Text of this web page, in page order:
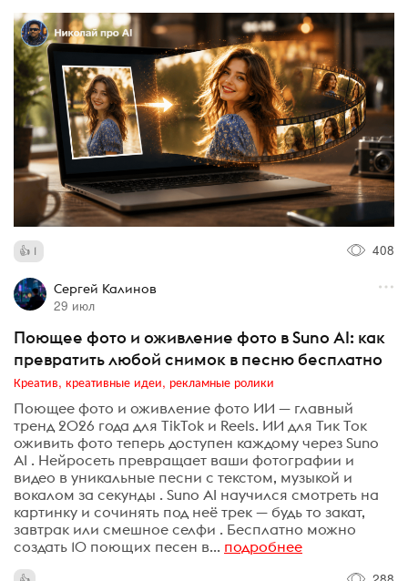
1 408
Сергей Калинов
29 июл
Поющее фото и оживление фото в Suno AI: как
превратить любой снимок в песню бесплатно
Креатив, креативные идеи, рекламные ролики
Поющее фото и оживление фото ИИ — главный
тренд 2026 года для TikTok и Reels. ИИ для Тик Ток
оживить фото теперь доступен каждому через Suno
AI . Нейросеть превращает ваши фотографии и
видео в уникальные песни с текстом, музыкой и
вокалом за секунды . Suno AI научился смотреть на
картинку и сочинять под неё трек — будь то закат,
завтрак или смешное селфи . Бесплатно можно
создать 10 поющих песен в... подробнее